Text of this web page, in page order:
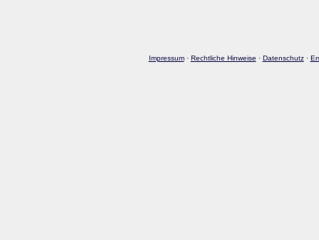
Impressum· Rechtliche Hinweise · Datenschutz·